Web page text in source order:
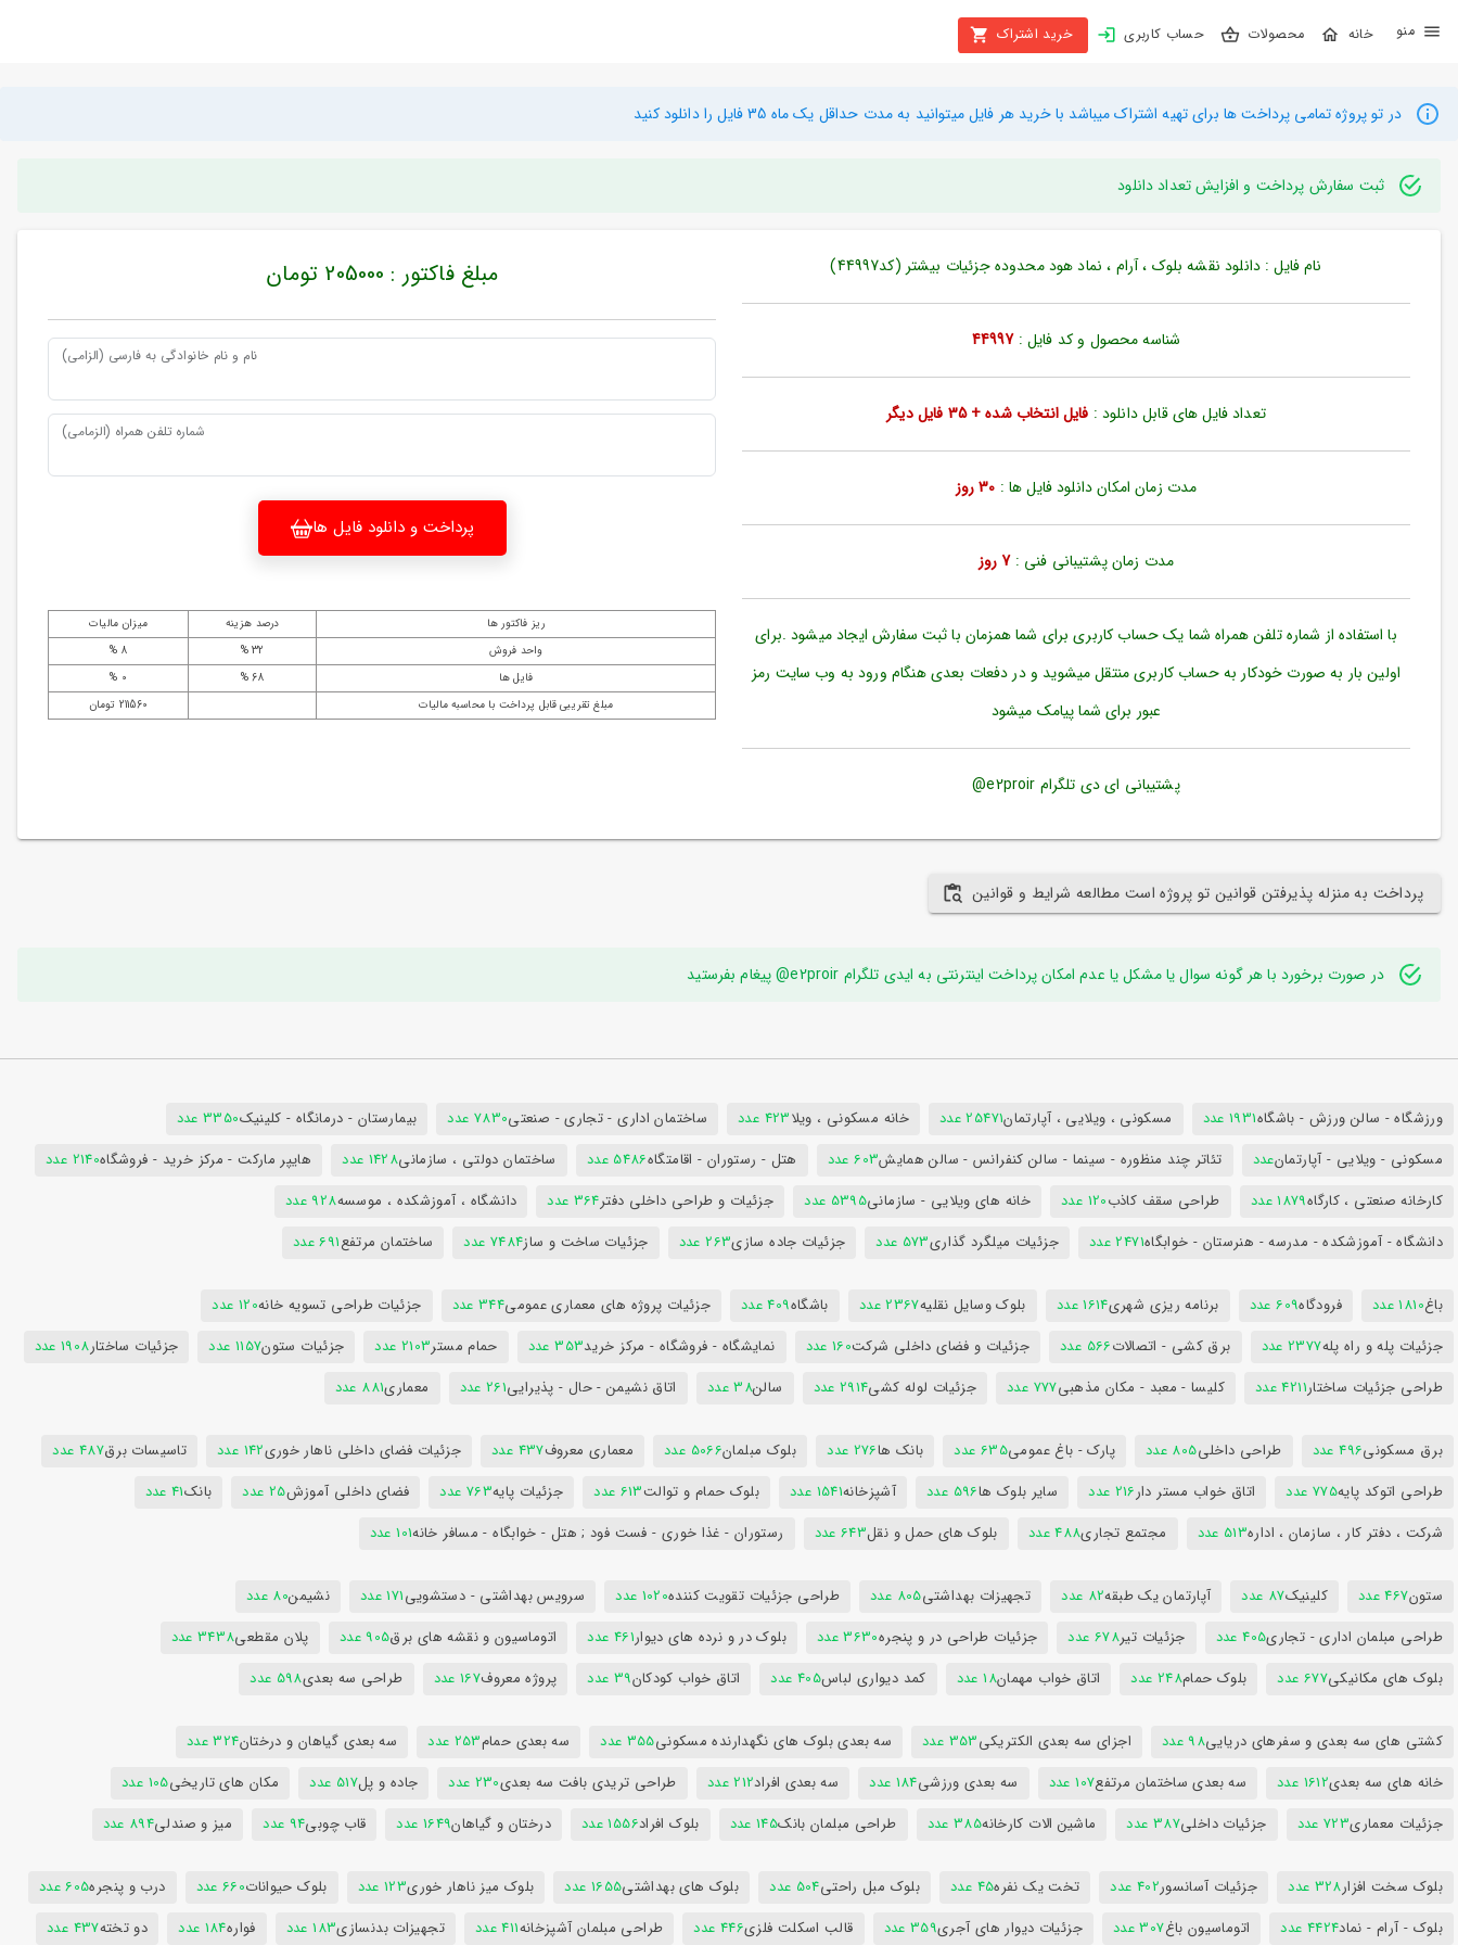
محصولات حساب کاربری خرید اشتراک
بستن
محصولات
اشتراک
کاربری
ثبت
بازیابی
رمز
علاقه
در تو پروژه تمامی پرداخت ها برای تهیه اشتراک میباشد با خرید هر فایل میتوانید به مدت حداقل یک ماه 35 فایل را دانلود کنید
ثبت سفارش پرداخت و افزایش تعداد دانلود
نام فایل : دانلود نقشه بلوک ، آرام ، نماد هود محدوده جزئیات بیشتر (کد44997)
شناسه محصول و کد فایل :44997
تعداد فایل های قابل دانلود : فایل انتخاب شده + 35 فایل دیگر
مدت زمان امکان دانلود فایل ها : 30 روز
مدت زمان پشتیبانی فنی :7 روز
با استفاده از شماره تلفن همراه شما یک حساب کاربری برای شما همزمان با ثبت سفارش ایجاد میشود .برای
اولین بار به صورت خودکار به حساب کاربری منتقل میشوید و در دفعات بعدی هنگام ورود به وب سایت رمز
عبور برای شما پیامک میشود
پشتیبانی ای دی تلگرام e2proir@
مبلغ فاکتور : 205000 تومان
نام و نام خانوادگی به فارسی (الزامی)
شماره تلفن همراه (الزمامی)
پرداخت و دانلود فایل ها
ریز فاکتور ها درصد هزینه
میزان مالیات
واحد فروش
32 %
8 %
فایل ها
68 %
0 %
مبلغ تقریبی قابل پرداخت با محاسبه مالیات
211560 تومان
پرداخت به منزله پذیرفتن قوانین تو پروژه است مطالعه شرایط و قوانین
در صورت برخورد با هر گونه سوال یا مشکل یا عدم امکان پرداخت اینترنتی به ایدی تلگرام e2proir@ پیغام بفرستید
ورزشگاه - سالن ورزش - باشگاه1931 عدد مسکونی ، ویلایی ، آپارتمان25471 عدد خانه مسکونی ، ویلا423 عدد ساختمان اداری - تجاری - صنعتی7830 عدد بیمارستان - درمانگاه - کلینیک3350 عدد
مسکونی - ویلایی - آپارتمانعدد تئاتر چند منظوره - سینما - سالن کنفرانس - سالن همایش603 عدد هتل - رستوران - اقامتگاه5486 عدد ساختمان دولتی ، سازمانی1428 عدد هایپر مارکت - مرکز خرید - فروشگاه2140 عدد
کارخانه صنعتی ، کارگاه1879 عدد طراحی سقف کاذب120 عدد خانه های ویلایی - سازمانی5395 عدد جزئیات و طراحی داخلی دفتر364 عدد دانشگاه ، آموزشکده ، موسسه928 عدد
دانشگاه - آموزشکده - مدرسه - هنرستان - خوابگاه2471 عدد جزئیات میلگرد گذاری573 عدد جزئیات جاده سازی263 عدد جزئیات ساخت و ساز7484 عدد ساختمان مرتفع691 عدد
باغ1810 عدد فرودگاه609 عدد برنامه ریزی شهری1614 عدد بلوک وسایل نقلیه2367 عدد باشگاه409 عدد جزئیات پروژه های معماری عمومی344 عدد جزئیات طراحی تسویه خانه120 عدد
جزئیات پله و راه پله2377 عدد برق کشی - اتصالات566 عدد جزئیات و فضای داخلی شرکت160 عدد نمایشگاه - فروشگاه - مرکز خرید353 عدد حمام مستر2103 عدد جزئیات ستون1157 عدد جزئیات ساختار1908 عدد
طراحی جزئیات ساختار4211 عدد کلیسا - معبد - مکان مذهبی777 عدد جزئیات لوله کشی2914 عدد سالن38 عدد اتاق نشیمن - حال - پذیرایی261 عدد معماری881 عدد
برق مسکونی496 عدد طراحی داخلی805 عدد پارک - باغ عمومی635 عدد بانک ها276 عدد بلوک مبلمان5066 عدد معماری معروف437 عدد جزئیات فضای داخلی ناهار خوری142 عدد تاسیسات برق487 عدد
طراحی اتوکد پایه775 عدد اتاق خواب مستر دار216 عدد سایر بلوک ها596 عدد آشپزخانه1541 عدد بلوک حمام و توالت613 عدد جزئیات پایه763 عدد فضای داخلی آموزش25 عدد بانک41 عدد
شرکت ، دفتر کار ، سازمان ، اداره513 عدد مجتمع تجاری488 عدد بلوک های حمل و نقل643 عدد رستوران - غذا خوری - فست فود ; هتل - خوابگاه - مسافر خانه101 عدد
ستون467 عدد کلینیک87 عدد آپارتمان یک طبقه82 عدد تجهیزات بهداشتی805 عدد طراحی جزئیات تقویت کننده1020 عدد سرویس بهداشتی - دستشویی171 عدد نشیمن80 عدد
طراحی مبلمان اداری - تجاری405 عدد جزئیات تیر678 عدد جزئیات طراحی در و پنجره3630 عدد بلوک در و نرده های دیوار461 عدد اتوماسیون و نقشه های برق905 عدد پلان مقطعی3438 عدد
بلوک های مکانیکی677 عدد بلوک حمام248 عدد اتاق خواب مهمان18 عدد کمد دیواری لباس405 عدد اتاق خواب کودکان39 عدد پروژه معروف167 عدد طراحی سه بعدی598 عدد
کشتی های سه بعدی و سفرهای دریایی98 عدد اجزای سه بعدی الکتریکی353 عدد سه بعدی بلوک های نگهدارنده مسکونی355 عدد سه بعدی حمام253 عدد سه بعدی گیاهان و درختان324 عدد
خانه های سه بعدی1612 عدد سه بعدی ساختمان مرتفع107 عدد سه بعدی ورزشی184 عدد سه بعدی افراد212 عدد طراحی تریدی بافت سه بعدی230 عدد جاده و پل517 عدد مکان های تاریخی105 عدد
جزئیات معماری723 عدد جزئیات داخلی387 عدد ماشین الات کارخانه385 عدد طراحی مبلمان بانک145 عدد بلوک افراد1556 عدد درختان و گیاهان1649 عدد قاب چوبی94 عدد میز و صندلی894 عدد
بلوک سخت افزار328 عدد جزئیات آسانسور402 عدد تخت یک نفره45 عدد بلوک مبل راحتی504 عدد بلوک های بهداشتی1655 عدد بلوک میز ناهار خوری123 عدد بلوک حیوانات660 عدد درب و پنجره605 عدد
بلوک - آرام - نماد4424 عدد اتوماسیون باغ307 عدد جزئیات دیوار های آجری359 عدد قالب اسکلت فلزی446 عدد طراحی مبلمان آشپزخانه411 عدد تجهیزات بدنسازی183 عدد فواره184 عدد دو تخته437 عدد